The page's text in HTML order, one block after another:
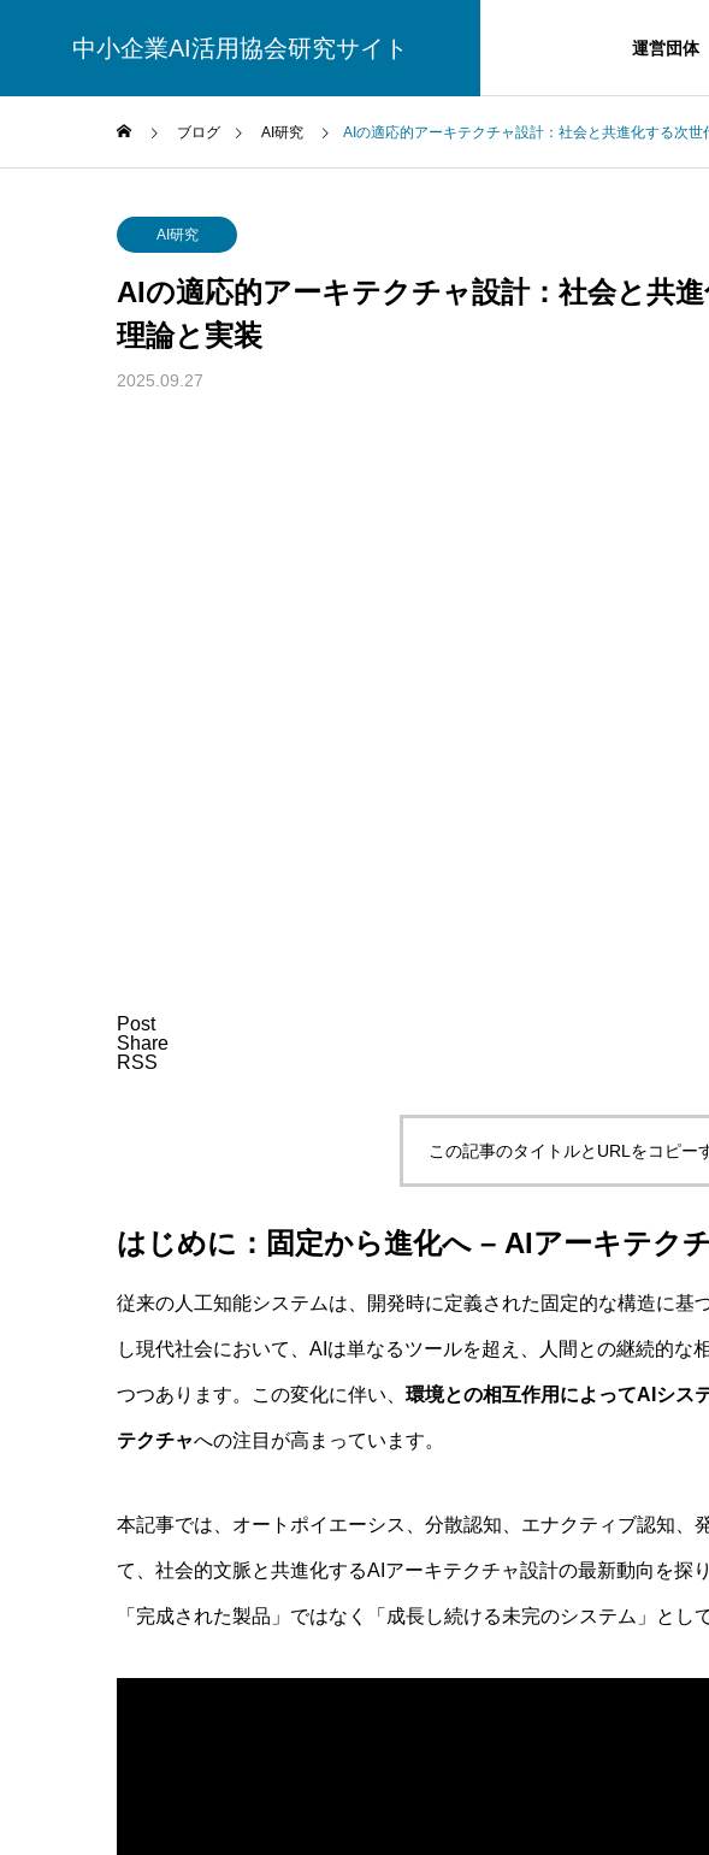
中小企業AI活用協会研究サイト 運営団体
実験哲学とは？「直観の可塑性」研究からわかる哲学的判
AI研究
量子デコヒーレンスとエナクティビズム――「意味の安定
AI研究
ブログ AI研究 AIの適応的アーキテクチャ設計：社会と共進化する次世
AI研究
AIの適応的アーキテクチャ設計：社会と共
理論と実装
2025.09.27
Post
Share
RSS
この記事のタイトルとURLをコピー
はじめに：固定から進化へ – AIアーキテク
従来の人工知能システムは、開発時に定義された固定的な構造に基
し現代社会において、AIは単なるツールを超え、人間との継続的な
つつあります。この変化に伴い、 環境との相互作用によってAIシス
テクチャへの注目が高まっています。
本記事では、オートポイエーシス、分散認知、エナクティブ認知、
て、社会的文脈と共進化するAIアーキテクチャ設計の最新動向を探
「完成された製品」ではなく「成長し続ける未完のシステム」とし